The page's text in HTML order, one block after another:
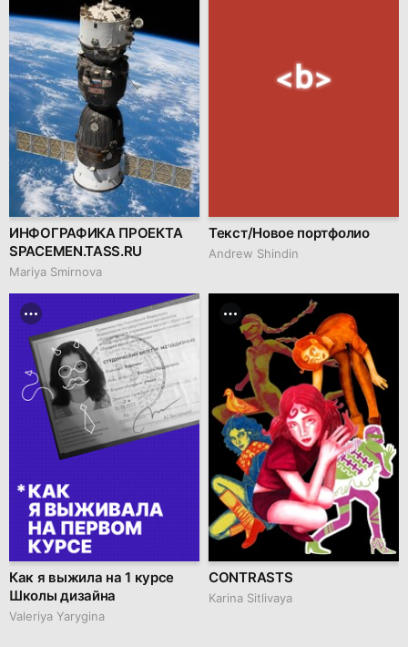
ИНФОГРАФИКА ПРОЕКТА
SPACEMEN.TASS.RU
Mariya Smirnova
Текст/Новое портфолио
Andrew Shindin
Как я выжила на 1 курсе
Школы дизайна
Valeriya Yarygina
CONTRASTS
Karina Sitlivaya